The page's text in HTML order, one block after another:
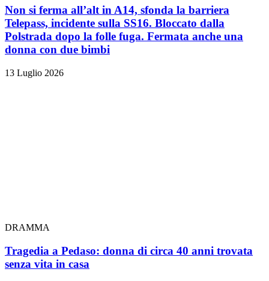
Non si ferma all’alt in A14, sfonda la barriera
Telepass, incidente sulla SS16. Bloccato dalla
Polstrada dopo la folle fuga. Fermata anche una
donna con due bimbi
13 Luglio 2026
DRAMMA
Tragedia a Pedaso: donna di circa 40 anni trovata
senza vita in casa